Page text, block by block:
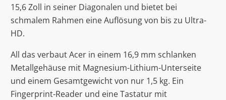
15,6 Zoll in seiner Diagonalen und bietet bei
schmalem Rahmen eine Auflösung von bis zu Ultra-
HD.
All das verbaut Acer in einem 16,9 mm schlanken
Metallgehäuse mit Magnesium-Lithium-Unterseite
und einem Gesamtgewicht von nur 1,5 kg. Ein
Fingerprint-Reader und eine Tastatur mit